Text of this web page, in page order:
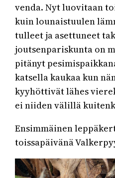
venda. Nyt luovitaan
kuin lounaistuulen
tulleet ja asettuneet
joutsenpariskunta on
pitänyt
katsella kaukaa kun
kyyhöttivät lähes
ei niiden välillä
Ensimmäinen
toissapäivänä